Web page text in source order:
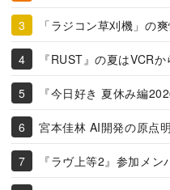
「ラジコン草刈機」の
『RUST』の夏はVCR
『今日好き 夏休み編
宮本佳林 AI開発の原点
『ラヴ上等2』参加メ